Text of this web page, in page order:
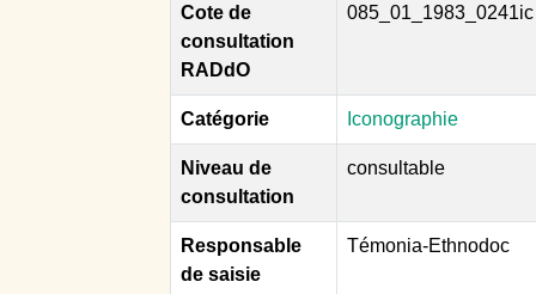
Cote de
consultation
RADdO
085_01_1983_0241ic
Catégorie Iconographie
Niveau de
consultation
consultable
Responsable
de saisie
Témonia-Ethnodoc